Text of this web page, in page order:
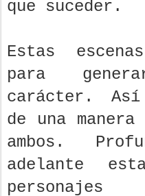
que suceder.
Estas
para
carácter.
de una
ambos.
adelante